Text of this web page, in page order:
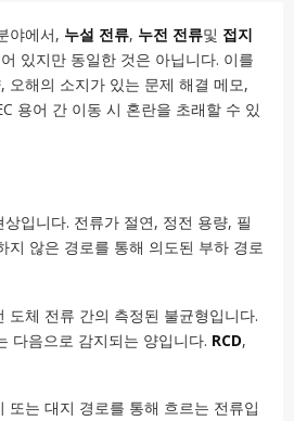
야에서, 누설 전류, 누전 전류및 접지
있지만 동일한 것은 아닙니다. 이를
오해의 소지가 있는 문제 해결 메모,
용어 간 이동 시 혼란을 초래할 수 있
입니다. 전류가 절연, 정전 용량, 필
지 않은 경로를 통해 의도된 부하 경로
도체 전류 간의 측정된 불균형입니다.
다음으로 감지되는 양입니다. RCD,
또는 대지 경로를 통해 흐르는 전류입